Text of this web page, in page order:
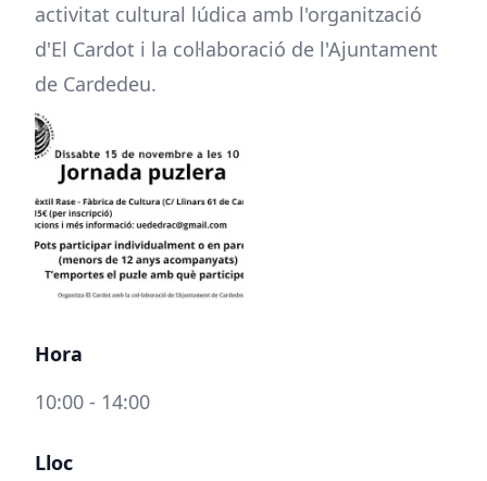
activitat cultural lúdica amb l'organització
d'El Cardot i la col·laboració de l'Ajuntament
de Cardedeu.
Hora
10:00 - 14:00
Lloc